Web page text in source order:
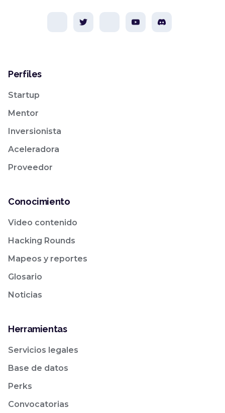
Perfiles
Startup
Mentor
Inversionista
Aceleradora
Proveedor
Conocimiento
Video contenido
Hacking Rounds
Mapeos y reportes
Glosario
Noticias
Herramientas
Servicios legales
Base de datos
Perks
Convocatorias